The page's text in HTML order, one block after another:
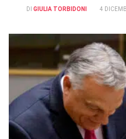
DI GIULIA TORBIDONI 4